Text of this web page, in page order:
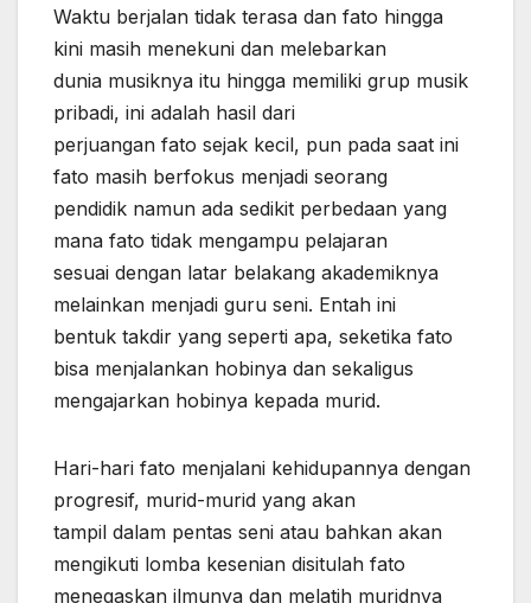
Waktu berjalan tidak terasa dan fato hingga
kini masih menekuni dan melebarkan
dunia musiknya itu hingga memiliki grup musik
pribadi, ini adalah hasil dari
perjuangan fato sejak kecil, pun pada saat ini
fato masih berfokus menjadi seorang
pendidik namun ada sedikit perbedaan yang
mana fato tidak mengampu pelajaran
sesuai dengan latar belakang akademiknya
melainkan menjadi guru seni. Entah ini
bentuk takdir yang seperti apa, seketika fato
bisa menjalankan hobinya dan sekaligus
mengajarkan hobinya kepada murid.
Hari-hari fato menjalani kehidupannya dengan
progresif, murid-murid yang akan
tampil dalam pentas seni atau bahkan akan
mengikuti lomba kesenian disitulah fato
menegaskan ilmunya dan melatih muridnya